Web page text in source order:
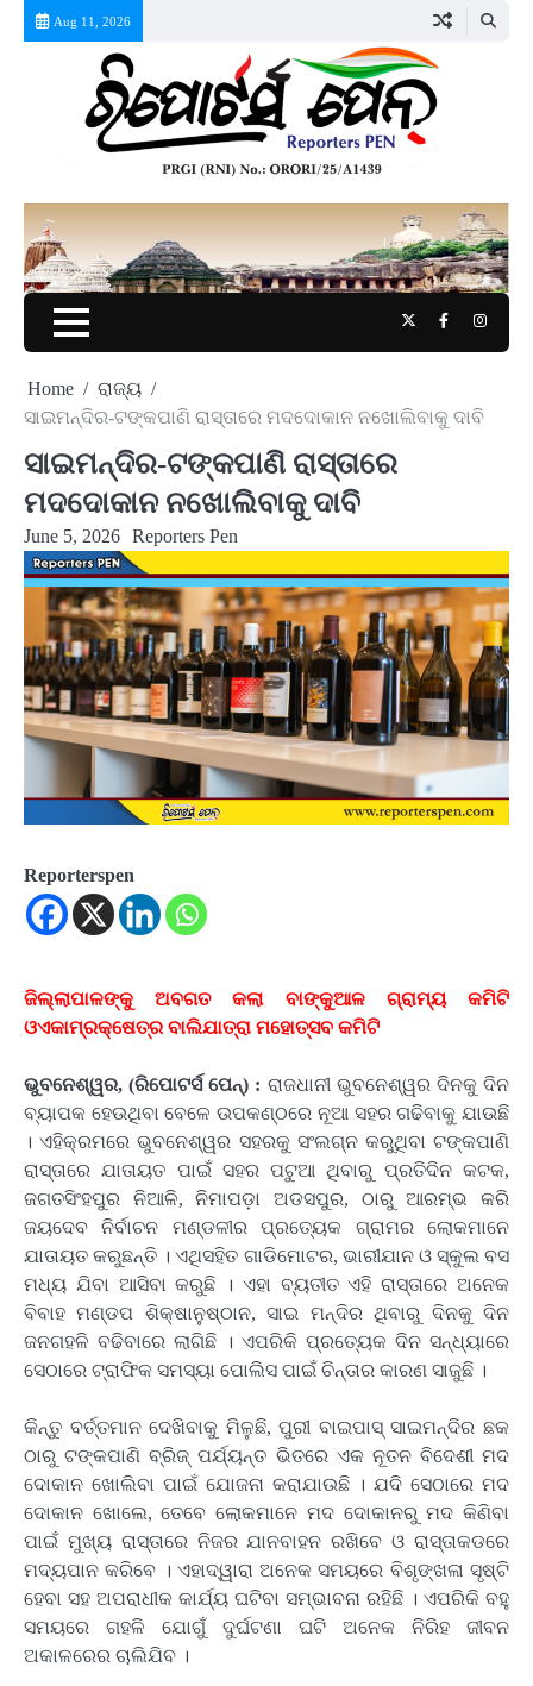
Aug 11, 2026
TwitterFacebook
Home
ରାଜ୍ୟ
ସାଇମନ୍ଦିର-ଟଙ୍କପାଣି ରାସ୍ତାରେ ମଦଦୋକାନ ନଖୋଲିବାକୁ ଦାବି
ସାଇମନ୍ଦିର-ଟଙ୍କପାଣି ରାସ୍ତାରେ
ମଦଦୋକାନ ନଖୋଲିବାକୁ ଦାବି
June 5, 2026 Reporters Pen
Reporterspen
ଜିଲ୍ଲାପାଳଙ୍କୁ ଅବଗତ କଲା ବାଙ୍କୁଆଳ ଗ୍ରାମ୍ୟ କମିଟି
ଓଏକାମ୍ରକ୍ଷେତ୍ର ବାଲିଯାତ୍ରା ମହୋତ୍ସବ କମିଟି
ଭୁବନେଶ୍ୱର, (ରିପୋଟର୍ସ ପେନ୍‌) : ରାଜଧାନୀ ଭୁବନେଶ୍ୱର ଦିନକୁ ଦିନ
ବ୍ୟାପକ ହେଉଥିବା ବେଳେ ଉପକଣ୍ଠରେ ନୂଆ ସହର ଗଢିବାକୁ ଯାଉଛି
। ଏହିକ୍ରମରେ ଭୁବନେଶ୍ୱର ସହରକୁ ସଂଲଗ୍ନ କରୁଥିବା ଟଙ୍କପାଣି
ରାସ୍ତାରେ ଯାତାୟତ ପାଇଁ ସହର ପଟୁଆ ଥିବାରୁ ପ୍ରତିଦିନ କଟକ,
ଜଗତସିଂହପୁର ନିଆଳି, ନିମାପଡ଼ା ଅଡସପୁର, ଠାରୁ ଆରମ୍ଭ କରି
ଜୟଦେବ ନିର୍ବାଚନ ମଣ୍ଡଳୀର ପ୍ରତ୍ୟେକ ଗ୍ରାମର ଲୋକମାନେ
ଯାତାୟତ କରୁଛନ୍ତି । ଏଥିସହିତ ଗାଡିମୋଟର, ଭାରୀଯାନ ଓ ସ୍କୁଲ ବସ
ମଧ୍ୟ ଯିବା ଆସିବା କରୁଛି । ଏହା ବ୍ୟତୀତ ଏହି ରାସ୍ତାରେ ଅନେକ
ବିବାହ ମଣ୍ଡପ ଶିକ୍ଷାନୁଷ୍ଠାନ, ସାଇ ମନ୍ଦିର ଥିବାରୁ ଦିନକୁ ଦିନ
ଜନଗହଳି ବଢିବାରେ ଲାଗିଛି । ଏପରିକି ପ୍ରତ୍ୟେକ ଦିନ ସନ୍ଧ୍ୟାରେ
ସେଠାରେ ଟ୍ରାଫିକ ସମସ୍ୟା ପୋଲିସ ପାଇଁ ଚିନ୍ତାର କାରଣ ସାଜୁଛି ।
କିନ୍ତୁ ବର୍ତ୍ତମାନ ଦେଖିବାକୁ ମିଳୁଛି, ପୁରୀ ବାଇପାସ୍ ସାଇମନ୍ଦିର ଛକ
ଠାରୁ ଟଙ୍କପାଣି ବ୍ରିଜ୍ ପର୍ଯ୍ୟନ୍ତ ଭିତରେ ଏକ ନୂତନ ବିଦେଶୀ ମଦ
ଦୋକାନ ଖୋଲିବା ପାଇଁ ଯୋଜନା କରାଯାଉଛି । ଯଦି ସେଠାରେ ମଦ
ଦୋକାନ ଖୋଲେ, ତେବେ ଲୋକମାନେ ମଦ ଦୋକାନରୁ ମଦ କିଣିବା
ପାଇଁ ମୁଖ୍ୟ ରାସ୍ତାରେ ନିଜର ଯାନବାହନ ରଖିବେ ଓ ରାସ୍ତାକଡରେ
ମଦ୍ୟପାନ କରିବେ । ଏହାଦ୍ୱାରା ଅନେକ ସମୟରେ ବିଶୃଙ୍ଖଳା ସୃଷ୍ଟି
ହେବା ସହ ଅପରାଧୀକ କାର୍ଯ୍ୟ ଘଟିବା ସମ୍ଭାବନା ରହିଛି । ଏପରିକି ବହୁ
ସମୟରେ ଗହଳି ଯୋଗୁଁ ଦୁର୍ଘଟଣା ଘଟି ଅନେକ ନିରିହ ଜୀବନ
ଅକାଳରେର ଚାଲିଯିବ ।